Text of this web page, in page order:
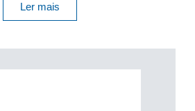
Ler mais